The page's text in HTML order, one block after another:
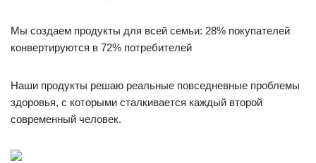
Мы создаем продукты для всей семьи: 28% покупателей
конвертируются в 72% потребителей
Наши продукты решаю реальные повседневные проблемы
здоровья, с которыми сталкивается каждый второй
современный человек.